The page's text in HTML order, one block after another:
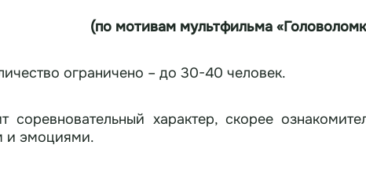
(по мотивам мультфильма
ограничено – до 30-40 человек.
соревновательный характер, скорее
и эмоциями.